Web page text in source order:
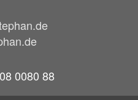
0080 88